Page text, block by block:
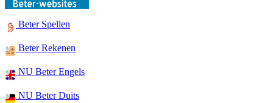
Beter Spellen
Beter Rekenen
NU Beter Engels
NU Beter Duits